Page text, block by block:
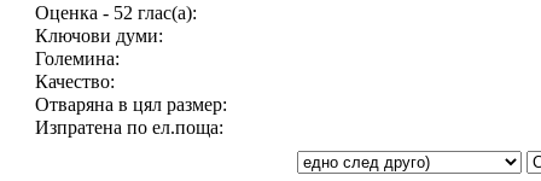
Оценка - 52 глас(а):
Ключови думи:
Големина:
Качество:
Отваряна в цял размер:
Изпратена по ел.поща: